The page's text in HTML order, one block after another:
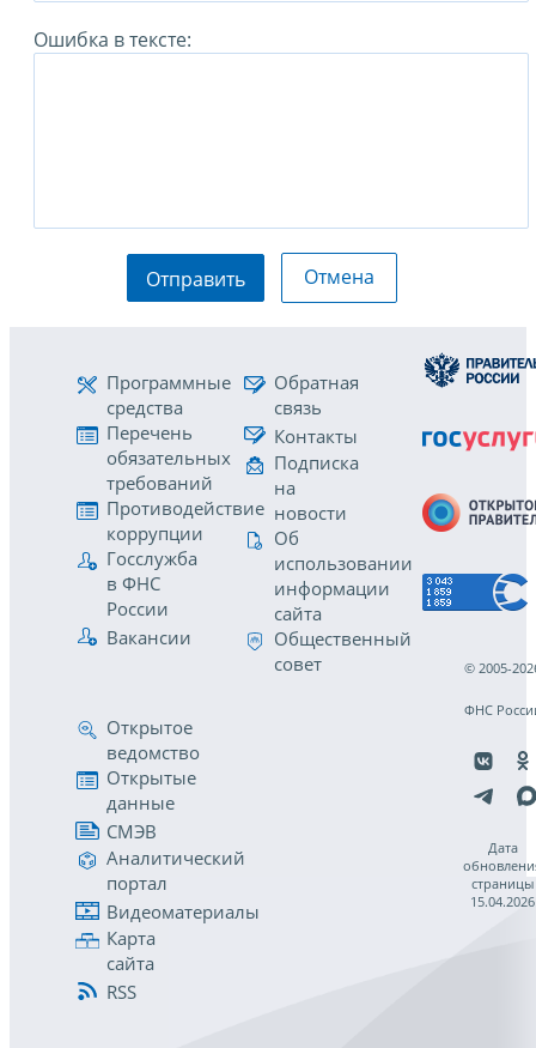
Ошибка в тексте:
Отправить Отмена
Программные
средства
Перечень
обязательных
требований
Противодействие
коррупции
Госслужба
в ФНС
России
Вакансии
Обратная
связь
Контакты
Подписка
на
новости
Об
использовании
информации
сайта
Общественный
совет
Открытое
ведомство
Открытые
данные
СМЭВ
Аналитический
портал
Видеоматериалы
Карта
сайта
RSS
© 2005-
ФНС
Дата
страницы
15.04.2026